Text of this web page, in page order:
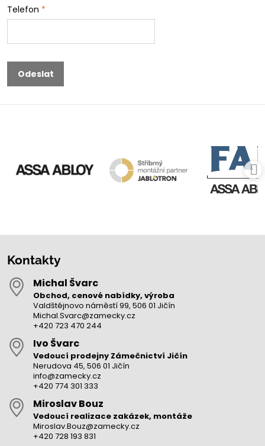
Telefon *
Odeslat
Kontakty
Michal Švarc
Obchod, cenové nabídky, výroba
Valdštějnovo náměstí 99, 506 01 Jičín
Michal.Svarc@zamecky.cz
+420 723 470 244
Ivo Švarc
Vedoucí prodejny Zámečnictví Jičín
Nerudova 45, 506 01 Jičín
info@zamecky.cz
+420 774 301 333
Miroslav Bouz
Vedoucí realizace zakázek, montáže
Miroslav.Bouz@zamecky.cz
+420 728 193 831